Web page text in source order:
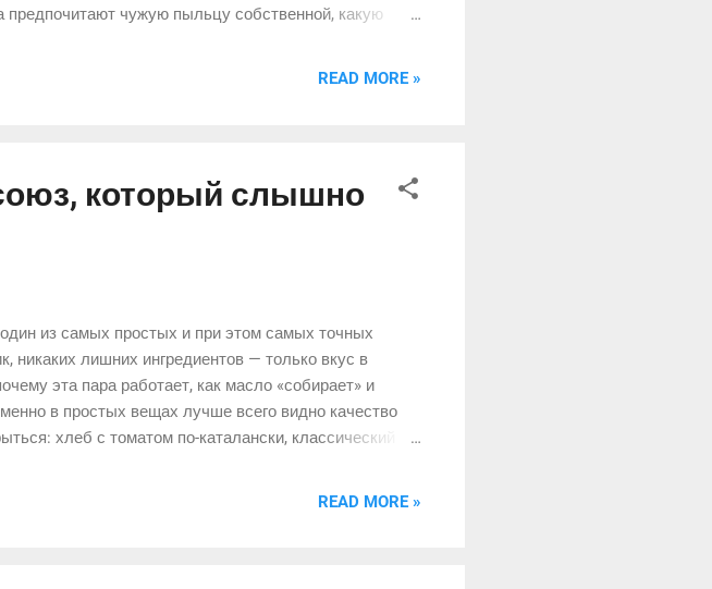
предпочитают чужую пыльцу собственной, какую
READ MORE »
который слышно
из самых простых и при этом самых точных
никаких лишних ингредиентов — только вкус в
эта пара работает, как масло «собирает» и
в простых вещах лучше всего видно качество
хлеб с томатом по-каталански, классический
READ MORE »